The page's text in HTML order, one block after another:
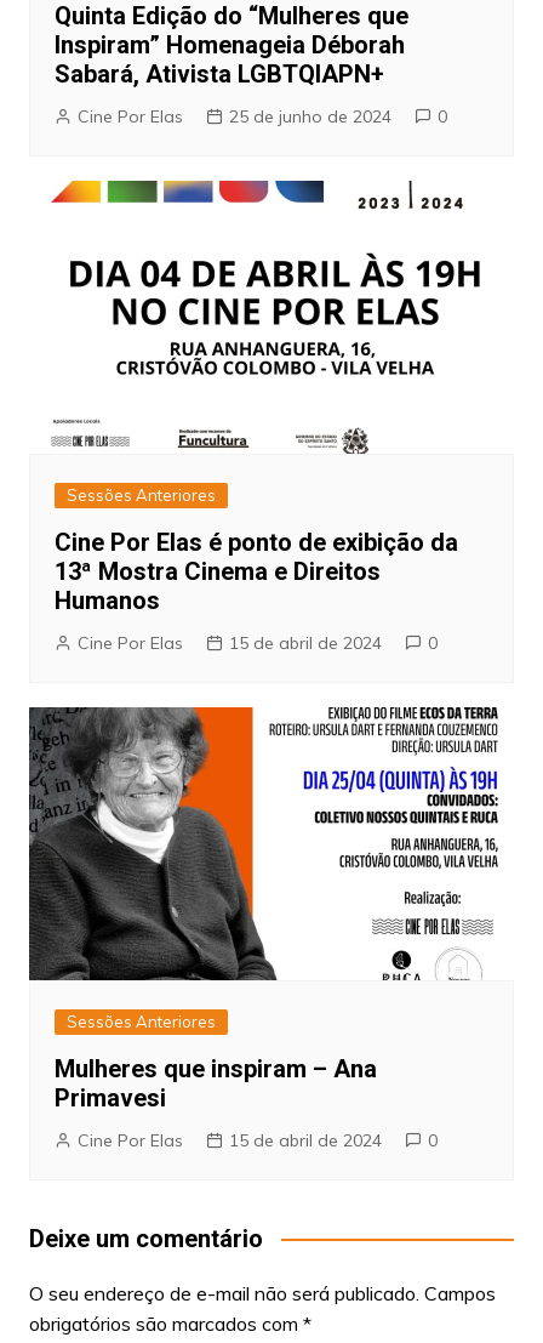
Quinta Edição do “Mulheres que
Inspiram” Homenageia Déborah
Sabará, Ativista LGBTQIAPN+
Cine Por Elas 25 de junho de 2024 0
Sessões Anteriores
Cine Por Elas é ponto de exibição da
13ª Mostra Cinema e Direitos
Humanos
Cine Por Elas 15 de abril de 2024 0
Sessões Anteriores
Mulheres que inspiram – Ana
Primavesi
Cine Por Elas 15 de abril de 2024 0
Deixe um comentário
O seu endereço de e-mail não será publicado. Campos
obrigatórios são marcados com *